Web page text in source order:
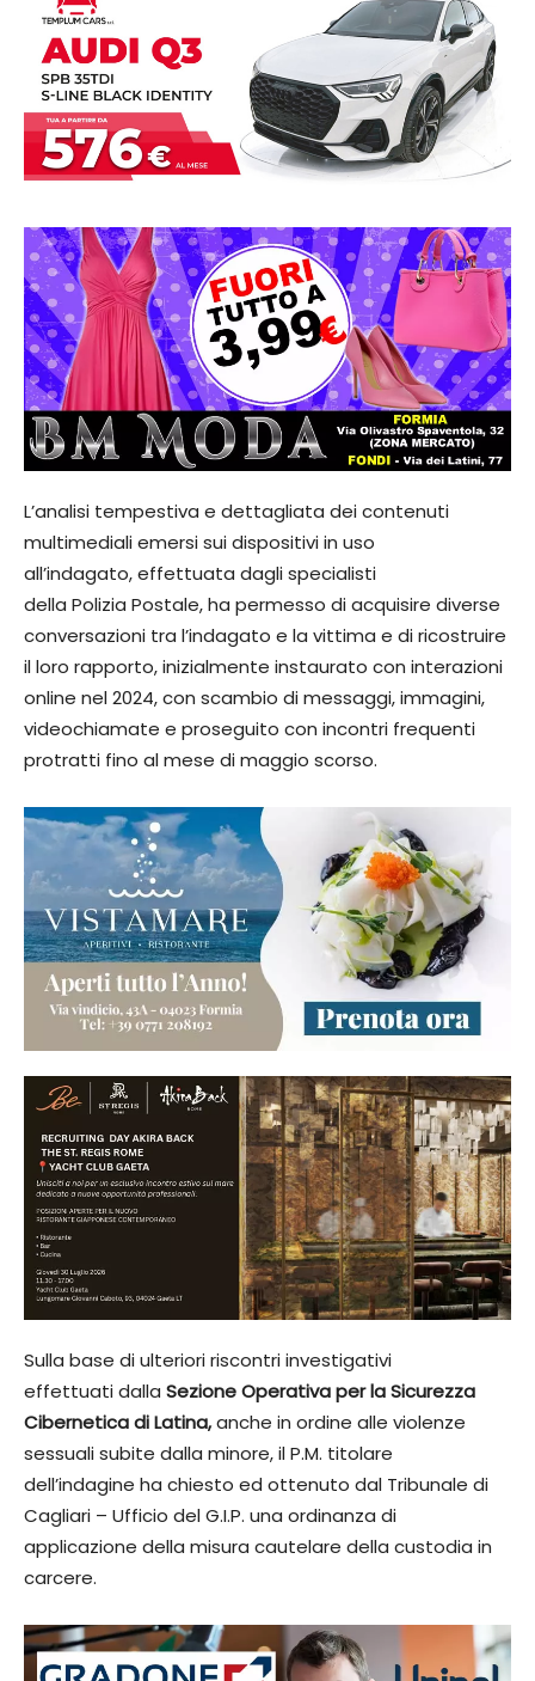
L’analisi tempestiva e dettagliata dei contenuti
multimediali emersi sui dispositivi in uso
all’indagato, effettuata dagli specialisti
della Polizia Postale, ha permesso di acquisire diverse
conversazioni tra l’indagato e la vittima e di ricostruire
il loro rapporto, inizialmente instaurato con interazioni
online nel 2024, con scambio di messaggi, immagini,
videochiamate e proseguito con incontri frequenti
protratti fino al mese di maggio scorso.
Sulla base di ulteriori riscontri investigativi
effettuati dalla Sezione Operativa per la Sicurezza
Cibernetica di Latina,anche in ordine alle violenze
sessuali subite dalla minore, il P.M. titolare
dell’indagine ha chiesto ed ottenuto dal Tribunale di
Cagliari – Ufficio del G.I.P. una ordinanza di
applicazione della misura cautelare della custodia in
carcere.